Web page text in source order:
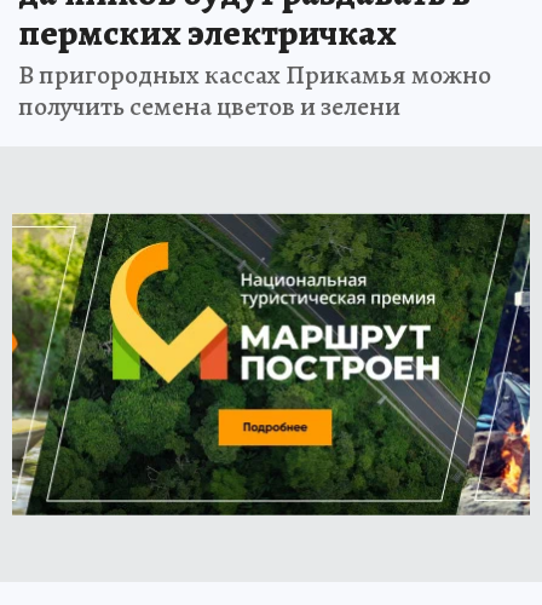
пермских электричках
В пригородных кассах Прикамья можно
получить семена цветов и зелени